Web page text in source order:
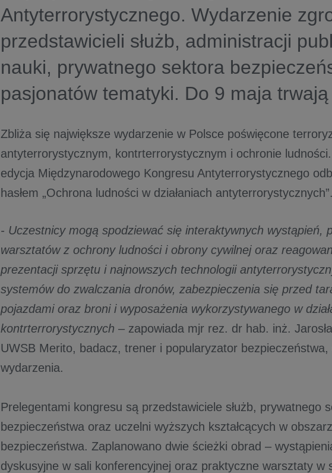
Antyterrorystycznego. Wydarzenie
przedstawicieli służb, administracji
nauki, prywatnego sektora
pasjonatów tematyki. Do 9 maja trwają
Zbliża się największe wydarzenie w Polsce poświęcone
antyterrorystycznym, kontrterrorystycznym i ochronie
edycja Międzynarodowego Kongresu Antyterrorystycznego
hasłem „Ochrona ludności w działaniach antyterrorystycznych”.
- Uczestnicy mogą spodziewać się interaktywnych wystąpień,
warsztatów z ochrony ludności i obrony cywilnej oraz
prezentacji sprzętu i najnowszych technologii
systemów do zwalczania dronów, zabezpieczenia się przed
pojazdami oraz broni i wyposażenia wykorzystywanego w
kontrterrorystycznych – zapowiada mjr rez. dr hab. inż.
UWSB Merito, badacz, trener i popularyzator
wydarzenia.
Prelegentami kongresu są przedstawiciele służb, prywatnego
bezpieczeństwa oraz uczelni wyższych kształcących w
bezpieczeństwa. Zaplanowano dwie ścieżki obrad –
dyskusyjne w sali konferencyjnej oraz praktyczne warsztaty w